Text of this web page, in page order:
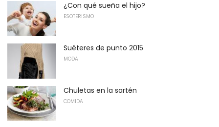
¿Con qué sueña el hijo?
ESOTERISMO
Suéteres de punto 2015
MODA
Chuletas en la sartén
COMIDA